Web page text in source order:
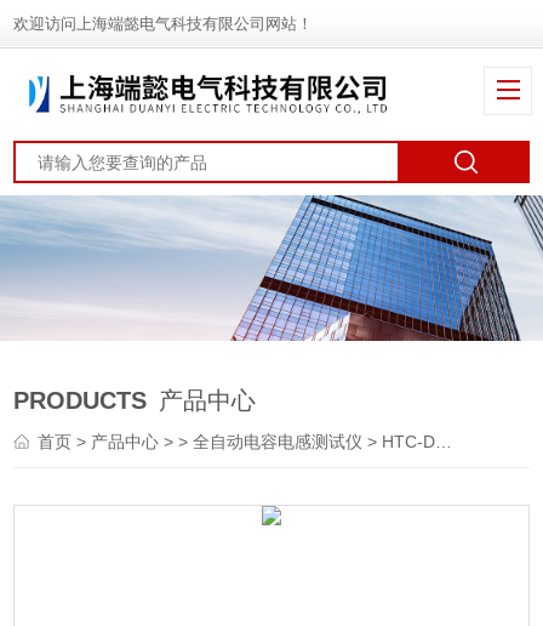
欢迎访问上海端懿电气科技有限公司网站！
PRODUCTS 产品中心
首页> 产品中心 > >全自动电容电感测试仪 > HTC-D20A单相电容电感测试仪